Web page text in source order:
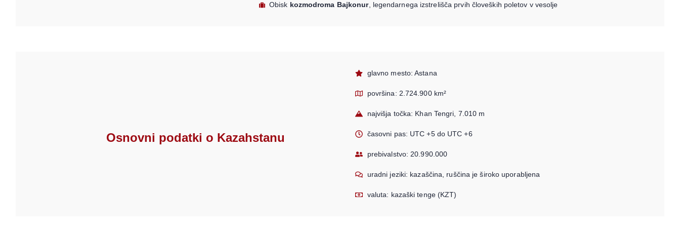
Obisk kozmodroma Bajkonur, legendarnega izstrelišča prvih človeških poletov v vesolje
Osnovni podatki o Kazahstanu
glavno mesto: Astana
površina: 2.724.900 km²
najvišja točka: Khan Tengri, 7.010 m
časovni pas: UTC +5 do UTC +6
prebivalstvo: 20.990.000
uradni jeziki: kazaščina, ruščina je široko uporabljena
valuta: kazaški tenge (KZT)